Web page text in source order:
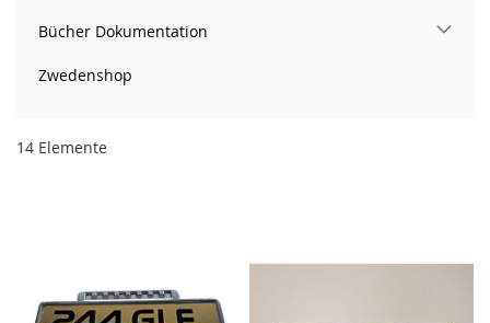
14 Elemente
Bücher Dokumentation
Zwedenshop